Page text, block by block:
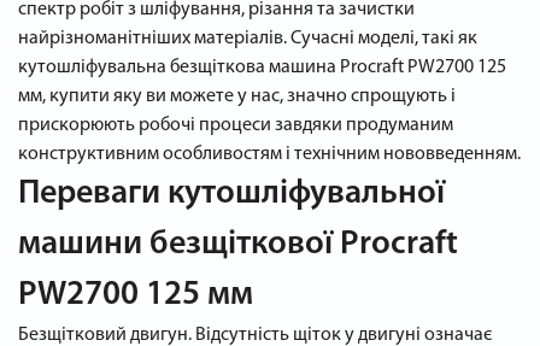
спектр робіт з шліфування, різання та зачистки
найрізноманітніших матеріалів. Сучасні моделі, такі як
кутошліфувальна безщіткова машина Procraft PW2700 125
мм, купити яку ви можете у нас, значно спрощують і
прискорюють робочі процеси завдяки продуманим
конструктивним особливостям і технічним нововведенням.
Переваги кутошліфувальної
машини безщіткової Procraft
PW2700 125 мм
Безщітковий двигун. Відсутність щіток у двигуні означає